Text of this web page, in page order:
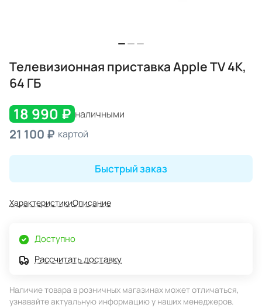
Телевизионная приставка Apple TV 4K,
64 ГБ
18 990 ₽ наличными
21 100 ₽ картой
Быстрый заказ
ХарактеристикиОписание
Доступно
Рассчитать доставку
Наличие товара в розничных магазинах может отличаться,
узнавайте актуальную информацию у наших менеджеров.